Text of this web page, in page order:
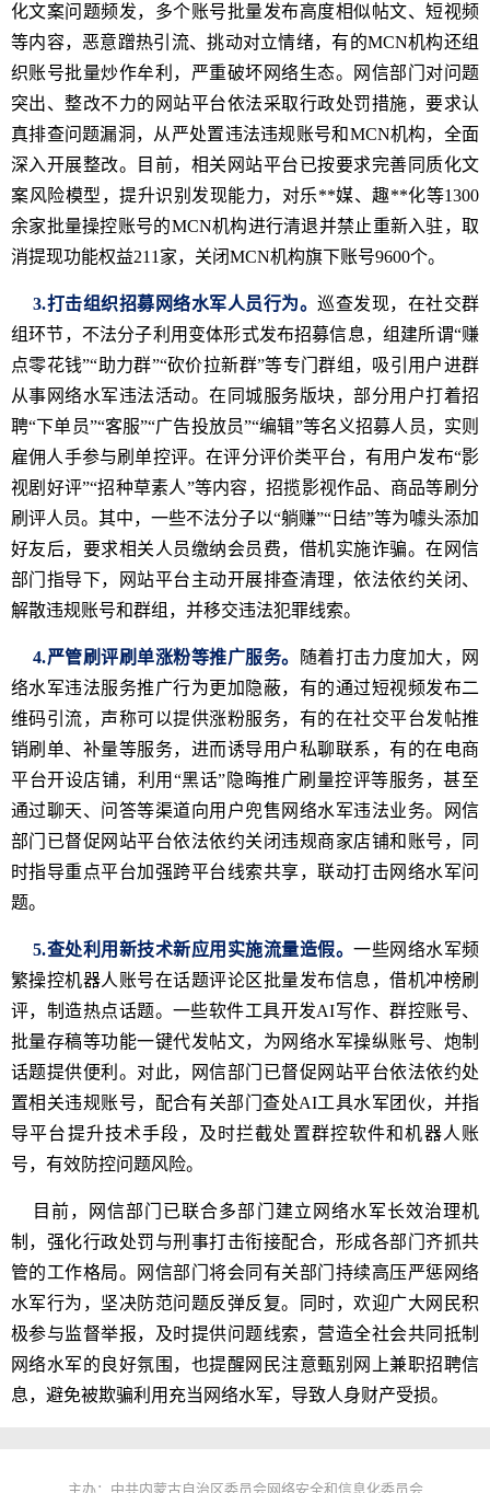
化文案问题频发，多个账号批量发布高度相似帖文、短视频
等内容，恶意蹭热引流、挑动对立情绪，有的MCN机构还组
织账号批量炒作牟利，严重破坏网络生态。网信部门对问题
突出、整改不力的网站平台依法采取行政处罚措施，要求认
真排查问题漏洞，从严处置违法违规账号和MCN机构，全面
深入开展整改。目前，相关网站平台已按要求完善同质化文
案风险模型，提升识别发现能力，对乐**媒、趣**化等1300
余家批量操控账号的MCN机构进行清退并禁止重新入驻，取
消提现功能权益211家，关闭MCN机构旗下账号9600个。
3.打击组织招募网络水军人员行为。 巡查发现，在社交群
组环节，不法分子利用变体形式发布招募信息，组建所谓“赚
点零花钱”“助力群”“砍价拉新群”等专门群组，吸引用户进群
从事网络水军违法活动。在同城服务版块，部分用户打着招
聘“下单员”“客服”“广告投放员”“编辑”等名义招募人员，实则
雇佣人手参与刷单控评。在评分评价类平台，有用户发布“影
视剧好评”“招种草素人”等内容，招揽影视作品、商品等刷分
刷评人员。其中，一些不法分子以“躺赚”“日结”等为噱头添加
好友后，要求相关人员缴纳会员费，借机实施诈骗。在网信
部门指导下，网站平台主动开展排查清理，依法依约关闭、
解散违规账号和群组，并移交违法犯罪线索。
4.严管刷评刷单涨粉等推广服务。
随着打击力度加大，网
络水军违法服务推广行为更加隐蔽，有的通过短视频发布二
维码引流，声称可以提供涨粉服务，有的在社交平台发帖推
销刷单、补量等服务，进而诱导用户私聊联系，有的在电商
平台开设店铺，利用“黑话”隐晦推广刷量控评等服务，甚至
通过聊天、问答等渠道向用户兜售网络水军违法业务。网信
部门已督促网站平台依法依约关闭违规商家店铺和账号，同
时指导重点平台加强跨平台线索共享，联动打击网络水军问
题。
5.查处利用新技术新应用实施流量造假。 一些网络水军频
繁操控机器人账号在话题评论区批量发布信息，借机冲榜刷
评，制造热点话题。一些软件工具开发AI写作、群控账号、
批量存稿等功能一键代发帖文，为网络水军操纵账号、炮制
话题提供便利。对此，网信部门已督促网站平台依法依约处
置相关违规账号，配合有关部门查处AI工具水军团伙，并指
导平台提升技术手段，及时拦截处置群控软件和机器人账
号，有效防控问题风险。
目前，网信部门已联合多部门建立网络水军长效治理机
制，强化行政处罚与刑事打击衔接配合，形成各部门齐抓共
管的工作格局。网信部门将会同有关部门持续高压严惩网络
水军行为，坚决防范问题反弹反复。同时，欢迎广大网民积
极参与监督举报，及时提供问题线索，营造全社会共同抵制
网络水军的良好氛围，也提醒网民注意甄别网上兼职招聘信
息，避免被欺骗利用充当网络水军，导致人身财产受损。
主办：中共内蒙古自治区委员会网络安全和信息化委员会